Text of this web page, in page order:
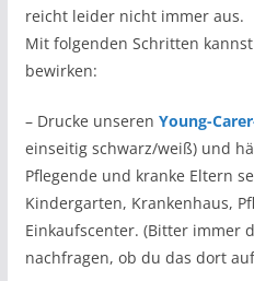
reicht leider nicht immer aus.
Mit folgenden Schritten
bewirken:
– Drucke unseren Young-
einseitig schwarz/weiß) und
Pflegende und kranke Eltern
Kindergarten, Krankenhaus,
Einkaufscenter. (Bitter immer
nachfragen, ob du das dort